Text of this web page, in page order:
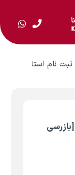
ثبت نام استاندارد